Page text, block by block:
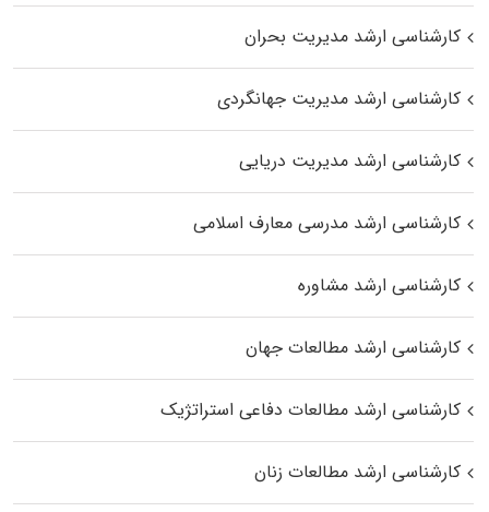
کارشناسی ارشد مدیریت بحران
کارشناسی ارشد مدیریت جهانگردی
کارشناسی ارشد مدیریت دریایی
کارشناسی ارشد مدرسی معارف اسلامی
کارشناسی ارشد مشاوره
کارشناسی ارشد مطالعات جهان
کارشناسی ارشد مطالعات دفاعی استراتژیک
کارشناسی ارشد مطالعات زنان